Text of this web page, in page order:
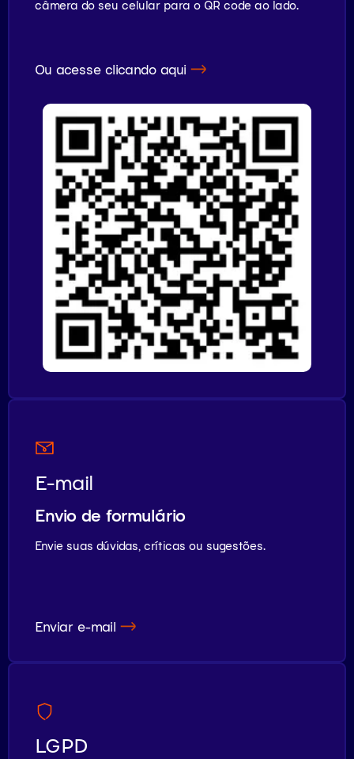
câmera do seu celular para o QR code ao lado.
Ou acesse clicando aqui
E-mail
Envio de formulário
Envie suas dúvidas, críticas ou sugestões.
Enviar e-mail
LGPD